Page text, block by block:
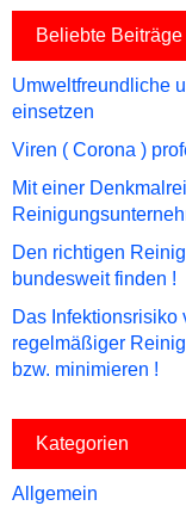
Beliebte Beiträge
Umweltfreundliche
einsetzen
Viren ( Corona )
Mit einer
Den richtigen
bundesweit finden !
Das Infektionsrisiko
regelmäßiger
bzw. minimieren !
Kategorien
Allgemein